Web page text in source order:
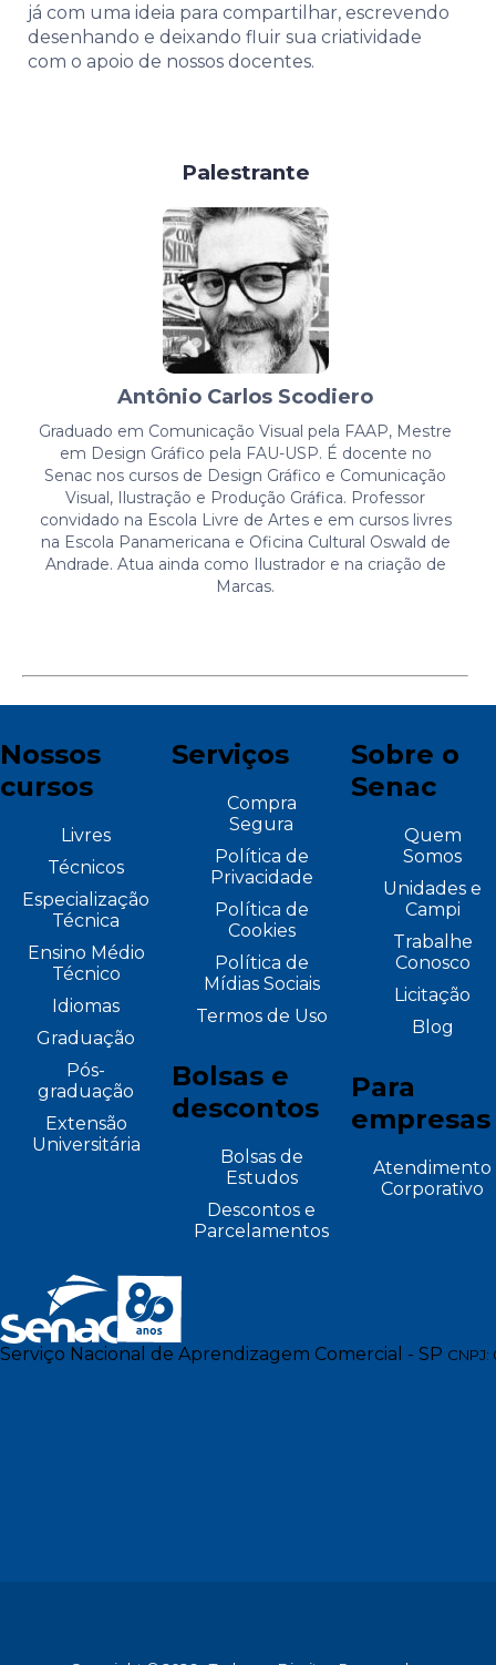
já com uma ideia para compartilhar, escrevendo
desenhando e deixando fluir sua criatividade
com o apoio de nossos docentes.
Palestrante
Antônio Carlos Scodiero
Graduado em Comunicação Visual pela FAAP, Mestre
em Design Gráfico pela FAU-USP. É docente no
Senac nos cursos de Design Gráfico e Comunicação
Visual, Ilustração e Produção Gráfica. Professor
convidado na Escola Livre de Artes e em cursos livres
na Escola Panamericana e Oficina Cultural Oswald de
Andrade. Atua ainda como Ilustrador e na criação de
Marcas.
Nossos
cursos
Livres
Técnicos
Especialização
Técnica
Ensino Médio
Técnico
Idiomas
Graduação
Pós-
graduação
Extensão
Universitária
Serviços
Compra
Segura
Política de
Privacidade
Política de
Cookies
Política de
Mídias Sociais
Termos de Uso
Bolsas e
descontos
Bolsas de
Estudos
Descontos e
Parcelamentos
Sobre o
Senac
Quem
Somos
Unidades e
Campi
Trabalhe
Conosco
Licitação
Blog
Para
empresas
Atendimento
Corporativo
Serviço Nacional de Aprendizagem Comercial - SP